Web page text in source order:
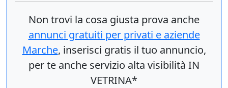
Non trovi la cosa giusta prova anche
annunci gratuiti per privati e aziende
Marche, inserisci gratis il tuo annuncio,
per te anche servizio alta visibilità IN
VETRINA*